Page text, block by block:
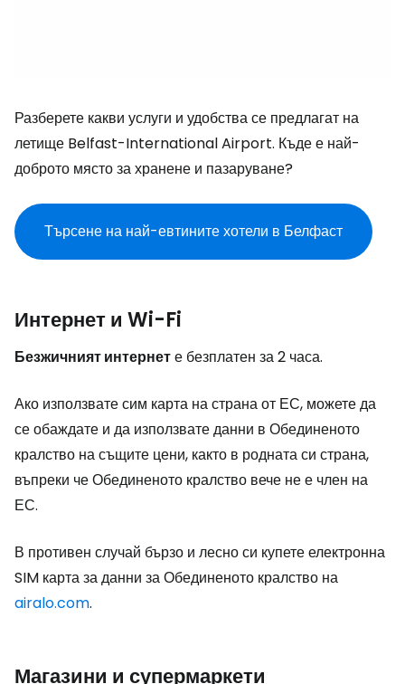
Разберете какви услуги и удобства се предлагат на
летище Belfast-International Airport. Къде е най-
доброто място за хранене и пазаруване?
Търсене на най-евтините хотели в Белфаст
Интернет и Wi-Fi
Безжичният интернете безплатен за 2 часа.
Ако използвате сим карта на страна от ЕС, можете да
се обаждате и да използвате данни в Обединеното
кралство на същите цени, както в родната си страна,
въпреки че Обединеното кралство вече не е член на
ЕС.
В противен случай бързо и лесно си купете електронна
SIM карта за данни за Обединеното кралство на
airalo.com.
Магазини и супермаркети